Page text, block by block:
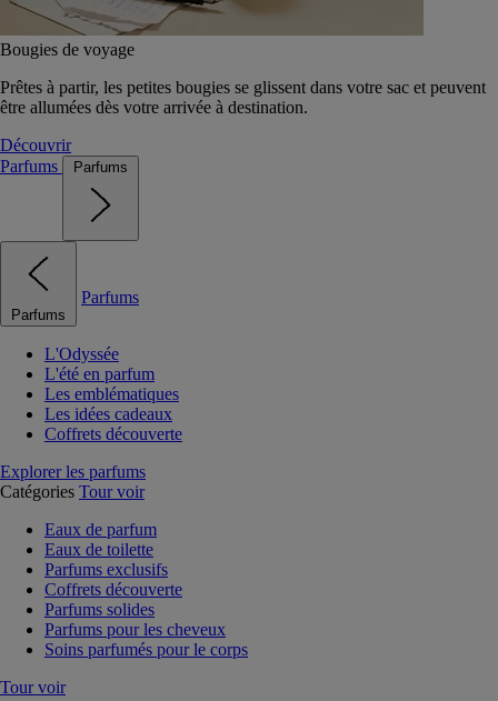
Bougies de voyage
Prêtes à partir, les petites bougies se glissent dans votre sac et peuvent
être allumées dès votre arrivée à destination.
Découvrir
Parfums
Parfums
Parfums
Parfums
L'Odyssée
L'été en parfum
Les emblématiques
Les idées cadeaux
Coffrets découverte
Explorer les parfums
Catégories Tour voir
Eaux de parfum
Eaux de toilette
Parfums exclusifs
Coffrets découverte
Parfums solides
Parfums pour les cheveux
Soins parfumés pour le corps
Tour voir